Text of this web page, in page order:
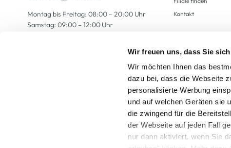
Wir freuen uns, dass Sie
Wir möchten Ihnen das
dazu bei, dass die Webseite
personalisierte Werbung
und auf welchen Geräten sie
die zwingend für die
der Webseite auf jeden Fall
nur dann aktiviert, wenn Sie
Montag bis Freitag: 08:00 – 20:00 Uhr
Samstag: 09:00 – 12:00 Uhr
Kontakt
Alle Preise inkl.